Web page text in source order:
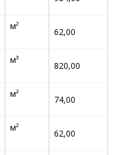
м²
62,00
м³
820,00
м²
74,00
м²
62,00